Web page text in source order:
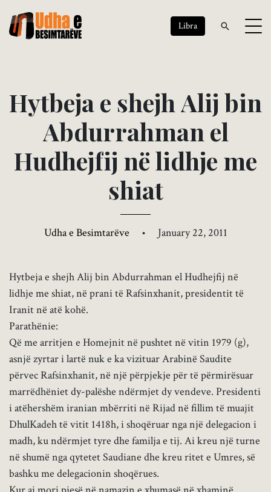
Libra
Hytbejae shejh Alij bin
Abdurrahman el
Hudhejfij nëlidhje me
shiat
Udha e Besimtarëve • January 22, 2011
Hytbeja e shejh Alij bin Abdurrahman el Hudhejfij në
lidhje me shiat, në prani të Rafsinxhanit, presidentit të
Iranit në atë kohë.
Parathënie:
Që me arritjen e Homejnit në pushtet në vitin 1979 (g),
asnjë zyrtar i lartë nuk e ka vizituar Arabinë Saudite
përvec Rafsinxhanit, në një përpjekje për të përmirësuar
marrëdhëniet dy-palëshe ndërmjet dy vendeve. Presidenti
i atëhershëm iranian mbërriti në Rijad në fillim të muajit
DhulKadeh të vitit 1418h, i shoqëruar nga një delegacion i
madh, ku ndërmjet tyre dhe familja e tij. Ai kreu një turne
në shumë nga qytetet Saudiane dhe kreu ritet e Umres, së
bashku me delegacionin shoqërues.